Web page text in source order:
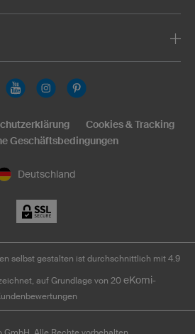
Deutschland
Cookies & Tracking
Geschäftsbedingungen
selbst gestalten ist durchschnittlich mit 4.9
auf Grundlage von 20 eKomi-